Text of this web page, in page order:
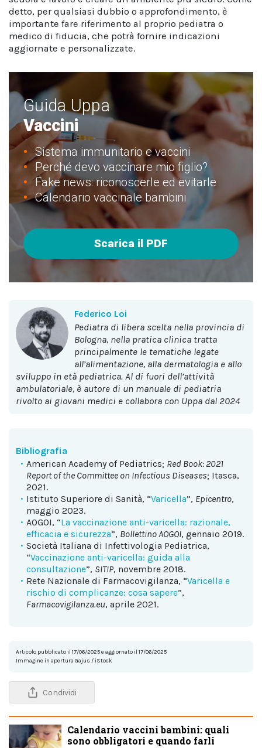
detto, per qualsiasi dubbio o approfondimento, è
importante fare riferimento al proprio pediatra o
medico di fiducia, che potrà fornire indicazioni
aggiornate e personalizzate.
Guida Uppa
Vaccini
Sistema immunitario e vaccini
Perché devo vaccinare mio figlio?
Fake news: riconoscerle ed evitarle
Calendario vaccinale bambini
Scarica il PDF
Federico Loi
Pediatra di libera scelta nella provincia di
Bologna, nella pratica clinica tratta
principalmente le tematiche legate
all’alimentazione, alla dermatologia e allo
sviluppo in età pediatrica. Al di fuori dell’attività
ambulatoriale, è autore di un manuale di pediatria
rivolto ai giovani medici e collabora con Uppa dal 2024
Bibliografia
American Academy of Pediatrics; Red Book: 2021
Report of the Committee on Infectious Diseases; Itasca,
2021.
Istituto Superiore di Sanità, “Varicella”, Epicentro,
maggio 2023.
AOGOI, “La vaccinazione anti-varicella: razionale,
efficacia e sicurezza”, Bollettino AOGOI, gennaio 2019.
Società Italiana di Infettivologia Pediatrica,
“Vaccinazione anti-varicella: guida alla
consultazione”, SITIP, novembre 2018.
Rete Nazionale di Farmacovigilanza, “Varicella e
rischio di complicanze: cosa sapere”,
Farmacovigilanza.eu, aprile 2021.
Articolo pubblicato il 17/06/2025 e aggiornato il 17/06/2025
Immagine in apertura Gajus / iStock
Condividi
Calendario vaccini bambini: quali
sono obbligatori e quando farli